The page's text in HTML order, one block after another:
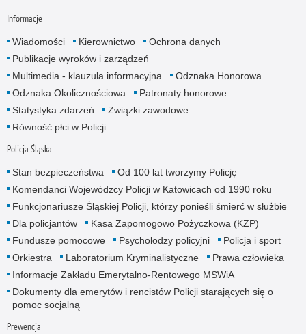
Informacje
Wiadomości Kierownictwo
Ochrona danych
Publikacje wyroków i zarządzeń
Multimedia - klauzula informacyjna
Odznaka Honorowa
Odznaka Okolicznościowa
Patronaty honorowe
Statystyka zdarzeń
Związki zawodowe
Równość płci w Policji
Policja Śląska
Stan bezpieczeństwa
Od 100 lat tworzymy Policję
Komendanci Wojewódzcy Policji w Katowicach od 1990 roku
Funkcjonariusze Śląskiej Policji, którzy ponieśli śmierć w służbie
Dla policjantów
Kasa Zapomogowo Pożyczkowa (KZP)
Fundusze pomocowe
Psycholodzy policyjni
Policja i sport
Orkiestra
Laboratorium Kryminalistyczne
Prawa człowieka
Informacje Zakładu Emerytalno-Rentowego MSWiA
Dokumenty dla emerytów i rencistów Policji starających się o
pomoc socjalną
Prewencja